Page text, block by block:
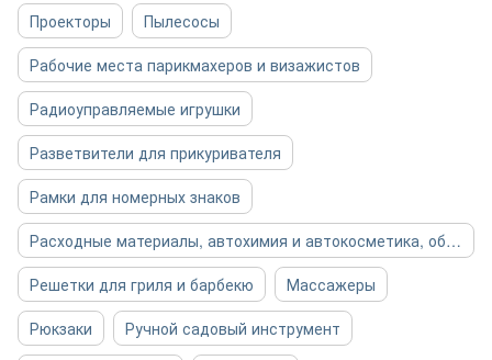
Проекторы
Пылесосы
Рабочие места парикмахеров и визажистов
Радиоуправляемые игрушки
Разветвители для прикуривателя
Рамки для номерных знаков
Расходные материалы, автохимия и автокосметика, общее
Решетки для гриля и барбекю
Массажеры
Рюкзаки
Ручной садовый инструмент